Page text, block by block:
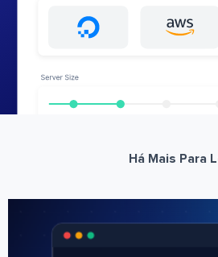
Há Mais Para